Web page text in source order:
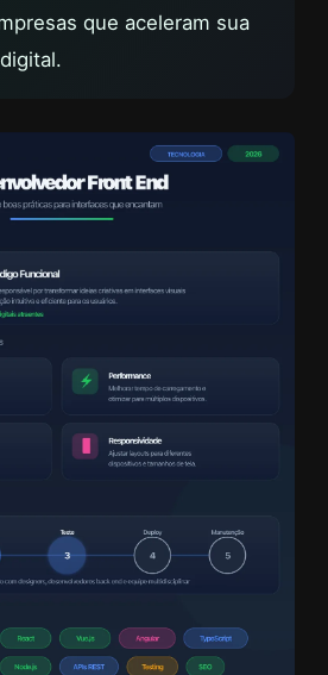
que aceleram sua